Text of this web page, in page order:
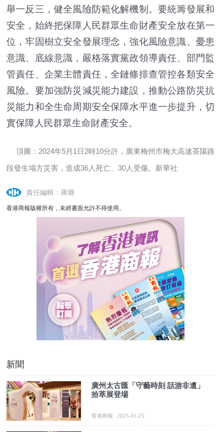
舉一反三，健全風險防範化解機制。要統籌發展和
安全，始終把保障人民群眾生命財產安全放在第一
位，牢固樹立安全發展理念，強化風險意識、憂患
意識、底線意識，嚴格落實黨政領導責任、部門監
管責任、企業主體責任，全鏈條排查管控各類安全
風險。要加強防災減災能力建設，推動公路防災抗
災能力和全生命周期安全保障水平進一步提升，切
實保障人民群眾生命財產安全。
頂圖：2024年5月1日2時10分許，廣東梅州市梅大高速茶陽路
段發生塌方災害，造成36人死亡、30人受傷。新華社
責任編輯：蔣璐
香港商報版權所有，未經書面允許不得使用。
新聞
廣州太古匯「守藝時刻 話游非遺」
拾萃展登場
香港商報 2025-01-25